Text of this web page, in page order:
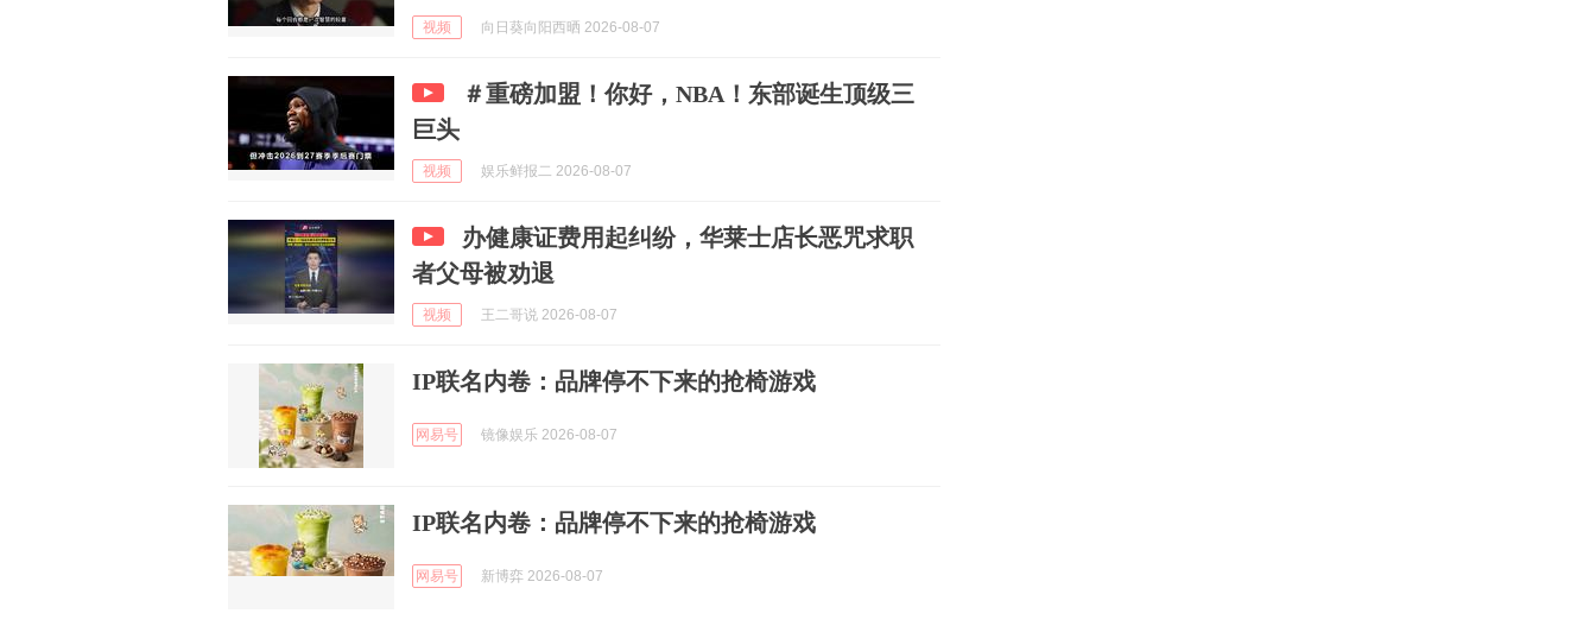
视频 向日葵向阳西晒 2026-08-07
＃重磅加盟！你好，NBA！东部诞生顶级三
巨头
视频 娱乐鲜报二 2026-08-07
办健康证费用起纠纷，华莱士店长恶咒求职
者父母被劝退
视频 王二哥说 2026-08-07
IP联名内卷：品牌停不下来的抢椅游戏
网易号 镜像娱乐 2026-08-07
IP联名内卷：品牌停不下来的抢椅游戏
网易号 新博弈 2026-08-07